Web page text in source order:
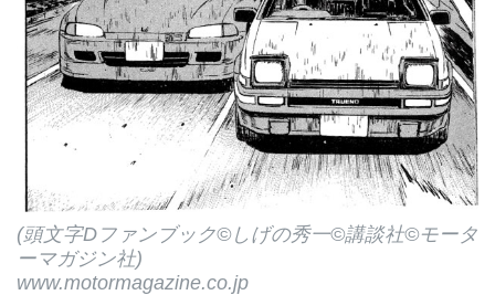
(頭文字Dファンブック©しげの秀一©講談社©モータ
ーマガジン社)
www.motormagazine.co.jp